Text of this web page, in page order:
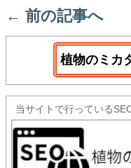
← 前の記事へ
植物のミカ
当サイトで行っている